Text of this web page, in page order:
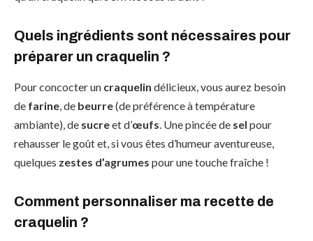
Quels ingrédients sont nécessaires pour
préparer un craquelin ?
Pour concocter un craquelin délicieux, vous aurez besoin
de farine, de beurre(de préférence à température
ambiante), de sucreet d’œufs. Une pincée de sel pour
rehausser le goût et, si vous êtes d’humeur aventureuse,
quelques zestes d’agrumes pour une touche fraîche !
Comment personnaliser ma recette de
craquelin ?